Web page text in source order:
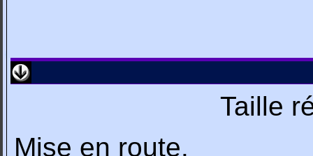
Taille
Mise en route.